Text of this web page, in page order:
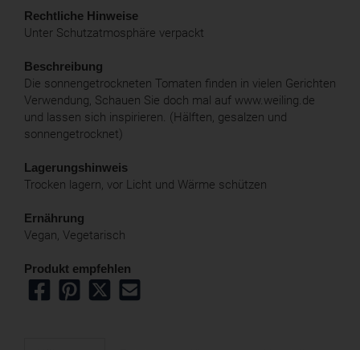
Rechtliche Hinweise
Unter Schutzatmosphäre verpackt
Beschreibung
Die sonnengetrockneten Tomaten finden in vielen Gerichten
Verwendung, Schauen Sie doch mal auf www.weiling.de
und lassen sich inspirieren. (Hälften, gesalzen und
sonnengetrocknet)
Lagerungshinweis
Trocken lagern, vor Licht und Wärme schützen
Ernährung
Vegan, Vegetarisch
Produkt empfehlen